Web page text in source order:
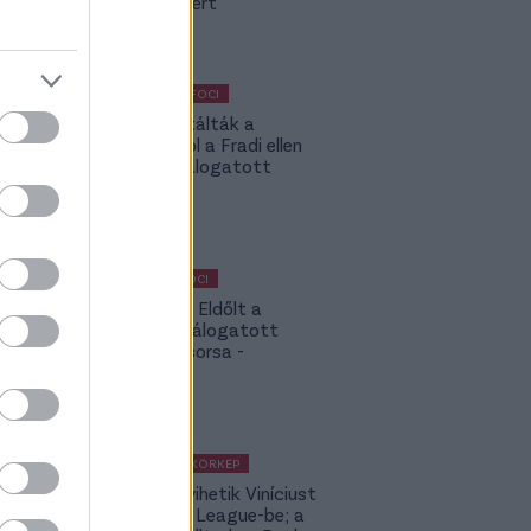
KÜLFÖLDI FOCI
Máris kiutálták a
csapatból a Fradi ellen
betliző válogatott
MAGYAR FOCI
Légiósok: Eldőlt a
magyar válogatott
támadó sorsa -
KÜLFÖLDI KÖRKÉP
Ennyiért vihetik Viníciust
a Premier League-be; a